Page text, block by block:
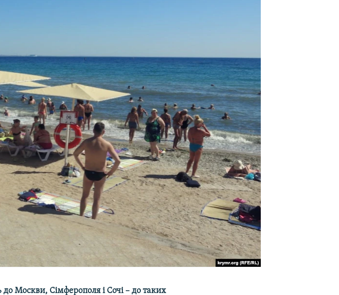
до Москви, Сімферополя і Сочі – до таких